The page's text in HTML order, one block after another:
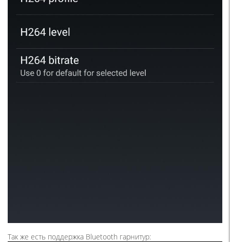
Так же есть поддержка Bluetooth гарнитур: